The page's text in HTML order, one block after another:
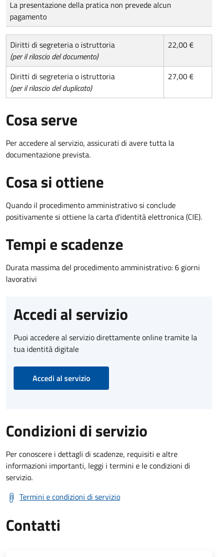
La presentazione della pratica non prevede alcun
pagamento
Diritti di segreteria o istruttoria
(per il rilascio del documento)
22,00 €
Diritti di segreteria o istruttoria
(per il rilascio del duplicato)
27,00 €
Cosa serve
Per accedere al servizio, assicurati di avere tutta la
documentazione prevista.
Cosa si ottiene
Quando il procedimento amministrativo si conclude
positivamente si ottiene la carta d'identità elettronica (CIE).
Tempi e scadenze
Durata massima del procedimento amministrativo: 6 giorni
lavorativi
Accedi al servizio
Puoi accedere al servizio direttamente online tramite la
tua identità digitale
Accedi al servizio
Condizioni di servizio
Per conoscere i dettagli di scadenze, requisiti e altre
informazioni importanti, leggi i termini e le condizioni di
servizio.
Termini e condizioni di servizio
Contatti